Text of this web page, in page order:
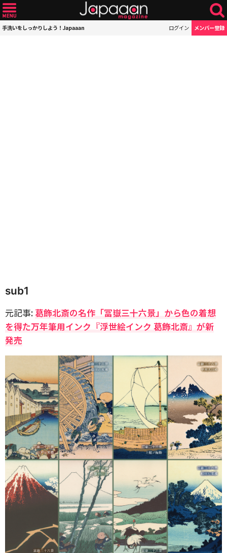
手洗いをしっかりしよう！Japaaan ログイン メンバー登録
sub1
元記事:葛飾北斎の名作「冨嶽三十六景」から色の着想
を得た万年筆用インク『浮世絵インク 葛飾北斎』が新
発売